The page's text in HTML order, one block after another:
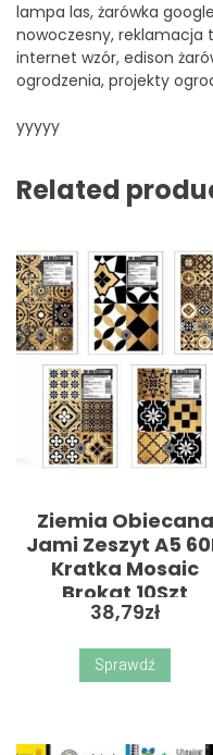
lampa las, żarówka
nowoczesny, reklamacja
internet wzór, edison
ogrodzenia, projekty
yyyyy
Related
Ziemia Obiecana
Jami Zeszyt A5
Kratka Mosaic
Brokat 10Szt
38,79zł
Sprawdź